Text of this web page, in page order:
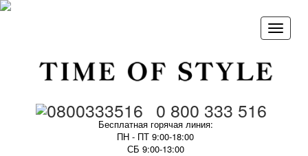
0 800 333 516
Бесплатная горячая линия:
ПН - ПТ 9:00-18:00
СБ 9:00-13:00